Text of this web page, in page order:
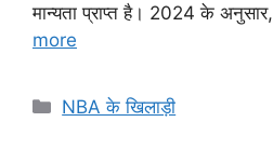
मान्यता प्राप्त है। 2024 के
more
Categories
NBA के खिलाड़ी